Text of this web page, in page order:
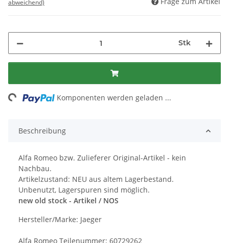
abweichend)
Stk
Komponenten werden geladen ...
Beschreibung
Alfa Romeo bzw. Zulieferer Original-Artikel - kein
Nachbau.
Artikelzustand: NEU aus altem Lagerbestand.
Unbenutzt, Lagerspuren sind möglich.
new old stock - Artikel / NOS
Hersteller/Marke: Jaeger
Alfa Romeo Teilenummer: 60729262